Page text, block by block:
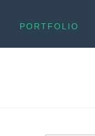
PORTFOLIO